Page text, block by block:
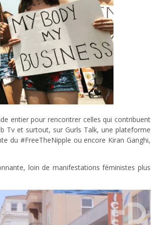
entier pour rencontrer celles qui contribuent
Tv et surtout, sur Gurls Talk, une plateforme
du #FreeTheNipple ou encore Kiran Ganghi,
loin de manifestations féministes plus